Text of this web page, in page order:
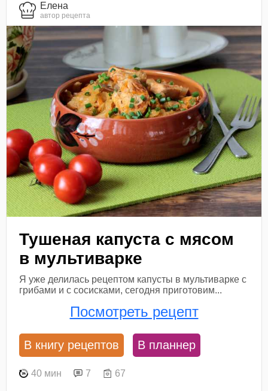
Елена
автор рецепта
Тушеная капуста с мясом
в мультиварке
Я уже делилась рецептом капусты в мультиварке с
грибами и с сосисками, сегодня приготовим...
Посмотреть рецепт
В книгу рецептов В планнер
40 мин 7 67